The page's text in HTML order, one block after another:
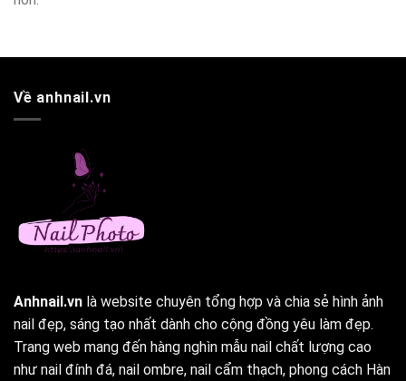
Về anhnail.vn
Anhnail.vn là website chuyên tổng hợp và chia sẻ hình ảnh
nail đẹp, sáng tạo nhất dành cho cộng đồng yêu làm đẹp.
Trang web mang đến hàng nghìn mẫu nail chất lượng cao
như nail đính đá, nail ombre, nail cẩm thạch, phong cách Hàn